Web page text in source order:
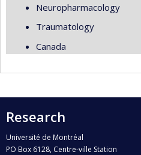
Neuropharmacology
Traumatology
Canada
Research
Université de Montréal
PO Box 6128, Centre-ville Station